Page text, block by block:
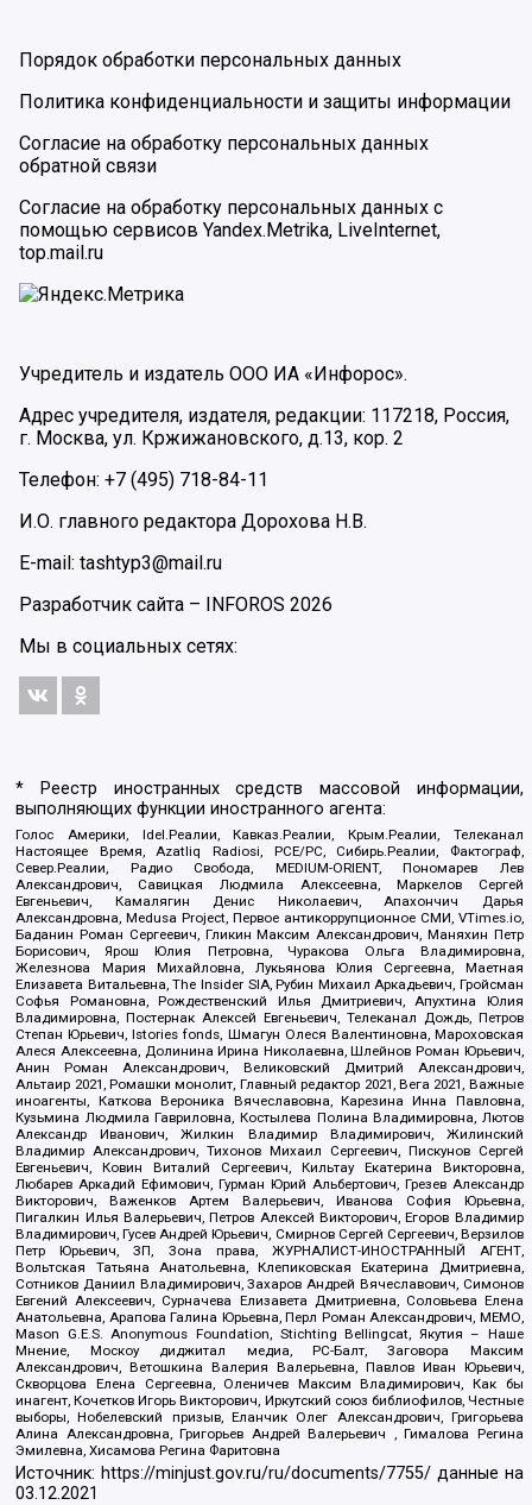
Порядок обработки персональных данных
Политика конфиденциальности и защиты информации
Согласие на обработку персональных данных
обратной связи
Согласие на обработку персональных данных с
помощью сервисов Yandex.Metrika, LiveInternet,
top.mail.ru
Учредитель и издатель ООО ИА «Инфорос».
Адрес учредителя, издателя, редакции: 117218, Россия,
г. Москва, ул. Кржижановского, д.13, кор. 2
Телефон: +7 (495) 718-84-11
И.О. главного редактора Дорохова Н.В.
E-mail: tashtyp3@mail.ru
Разработчик сайта –
INFOROS 2026
Мы в социальных сетях:
* Реестр иностранных средств массовой информации,
выполняющих функции иностранного агента:
Голос Америки, Idel.Реалии, Кавказ.Реалии, Крым.Реалии, Телеканал
Настоящее Время, Azatliq Radiosi, PCE/PC, Сибирь.Реалии, Фактограф,
Север.Реалии, Радио Свобода, MEDIUM-ORIENT, Пономарев Лев
Александрович, Савицкая Людмила Алексеевна, Маркелов Сергей
Евгеньевич, Камалягин Денис Николаевич, Апахончич Дарья
Александровна, Medusa Project, Первое антикоррупционное СМИ, VTimes.io,
Баданин Роман Сергеевич, Гликин Максим Александрович, Маняхин Петр
Борисович, Ярош Юлия Петровна, Чуракова Ольга Владимировна,
Железнова Мария Михайловна, Лукьянова Юлия Сергеевна, Маетная
Елизавета Витальевна, The Insider SIA, Рубин Михаил Аркадьевич, Гройсман
Софья Романовна, Рождественский Илья Дмитриевич, Апухтина Юлия
Владимировна, Постернак Алексей Евгеньевич, Телеканал Дождь, Петров
Степан Юрьевич, Istories fonds, Шмагун Олеся Валентиновна, Мароховская
Алеся Алексеевна, Долинина Ирина Николаевна, Шлейнов Роман Юрьевич,
Анин Роман Александрович, Великовский Дмитрий Александрович,
Альтаир 2021, Ромашки монолит, Главный редактор 2021, Вега 2021, Важные
иноагенты, Каткова Вероника Вячеславовна, Карезина Инна Павловна,
Кузьмина Людмила Гавриловна, Костылева Полина Владимировна, Лютов
Александр Иванович, Жилкин Владимир Владимирович, Жилинский
Владимир Александрович, Тихонов Михаил Сергеевич, Пискунов Сергей
Евгеньевич, Ковин Виталий Сергеевич, Кильтау Екатерина Викторовна,
Любарев Аркадий Ефимович, Гурман Юрий Альбертович, Грезев Александр
Викторович, Важенков Артем Валерьевич, Иванова София Юрьевна,
Пигалкин Илья Валерьевич, Петров Алексей Викторович, Егоров Владимир
Владимирович, Гусев Андрей Юрьевич, Смирнов Сергей Сергеевич, Верзилов
Петр Юрьевич, ЗП, Зона права, ЖУРНАЛИСТ-ИНОСТРАННЫЙ АГЕНТ,
Вольтская Татьяна Анатольевна, Клепиковская Екатерина Дмитриевна,
Сотников Даниил Владимирович, Захаров Андрей Вячеславович, Симонов
Евгений Алексеевич, Сурначева Елизавета Дмитриевна, Соловьева Елена
Анатольевна, Арапова Галина Юрьевна, Перл Роман Александрович, МЕМО,
Mason G.E.S. Anonymous Foundation, Stichting Bellingcat, Якутия – Наше
Мнение, Москоу диджитал медиа, РС-Балт, Заговора Максим
Александрович, Ветошкина Валерия Валерьевна, Павлов Иван Юрьевич,
Скворцова Елена Сергеевна, Оленичев Максим Владимирович, Как бы
инагент, Кочетков Игорь Викторович, Иркутский союз библиофилов, Честные
выборы, Нобелевский призыв, Еланчик Олег Александрович, Григорьева
Алина Александровна, Григорьев Андрей Валерьевич , Гималова Регина
Эмилевна, Хисамова Регина Фаритовна
Источник: https://minjust.gov.ru/ru/documents/7755/ данные на
03.12.2021